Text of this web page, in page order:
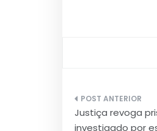
Navegação
de
Justiça revoga
investigado por